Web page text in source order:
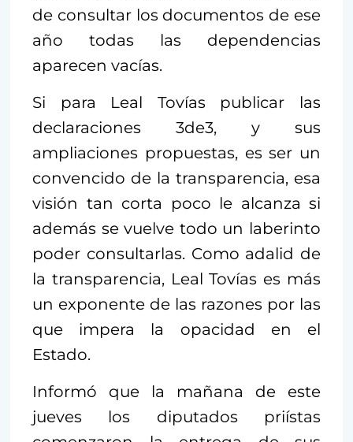
de consultar los documentos de ese
año todas las dependencias
aparecen vacías.
Si para Leal Tovías publicar las
declaraciones 3de3, y sus
ampliaciones propuestas, es ser un
convencido de la transparencia, esa
visión tan corta poco le alcanza si
además se vuelve todo un laberinto
poder consultarlas. Como adalid de
la transparencia, Leal Tovías es más
un exponente de las razones por las
que impera la opacidad en el
Estado.
Informó que la mañana de este
jueves los diputados priístas